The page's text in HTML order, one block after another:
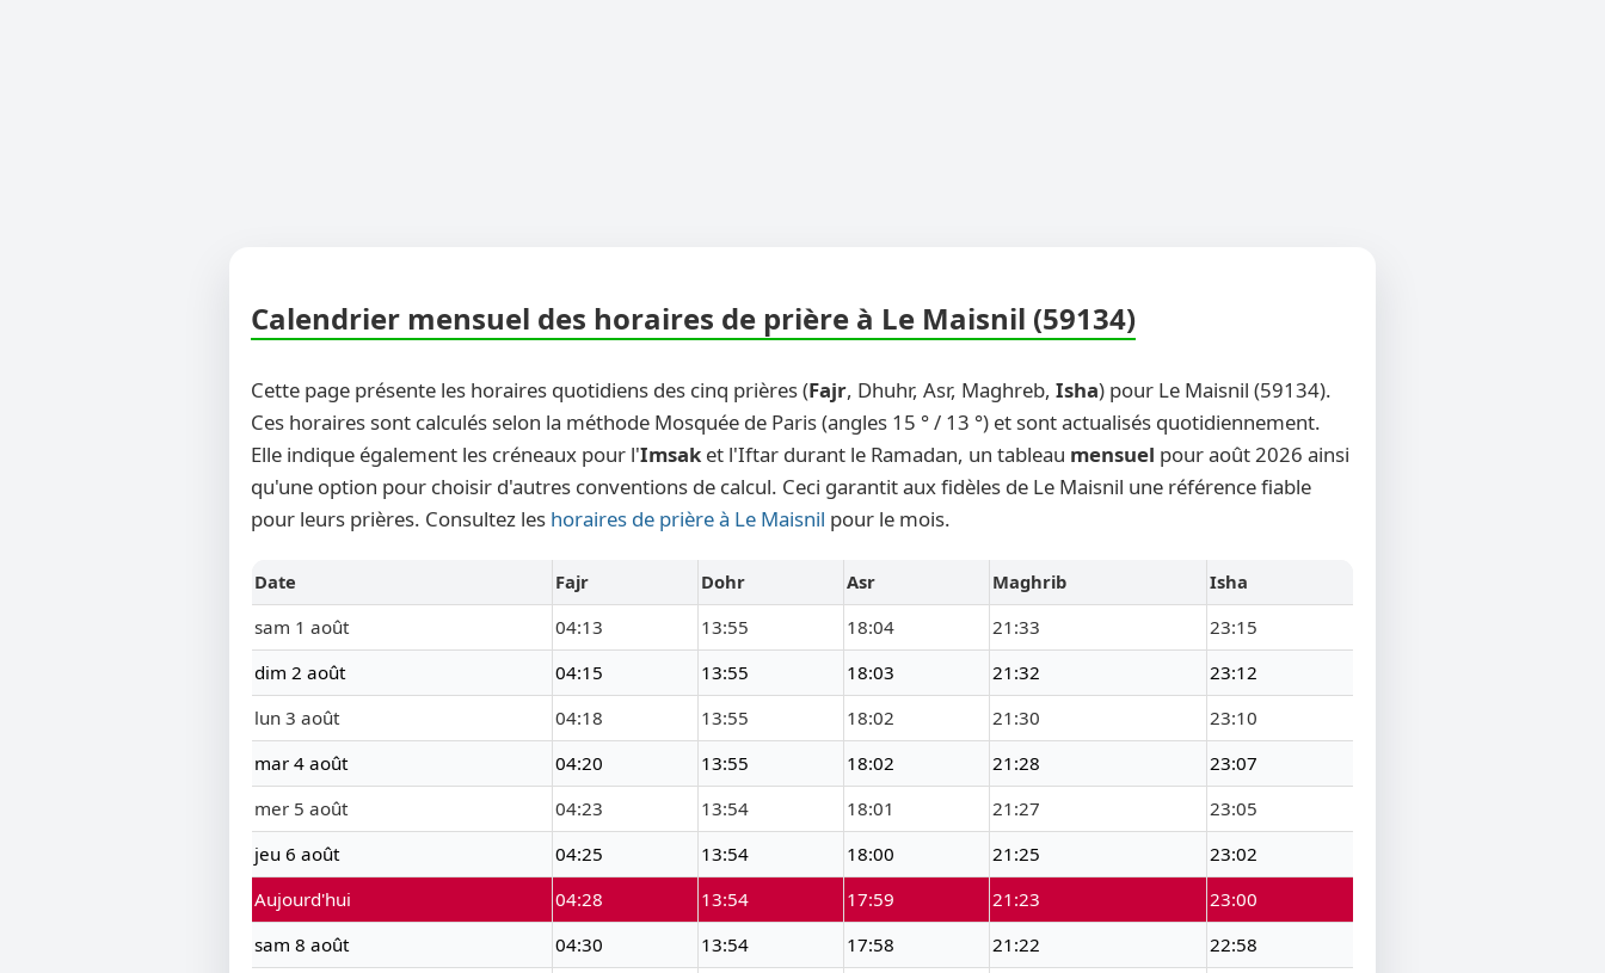
Calendrier mensuel des horaires de prière à Le Maisnil (59134)
Cette page présente les horaires quotidiens des cinq prières (Fajr, Dhuhr, Asr, Maghreb, Isha) pour Le Maisnil (59134).
Ces horaires sont calculés selon la méthode Mosquée de Paris (angles 15 ° / 13 °) et sont actualisés quotidiennement.
Elle indique également les créneaux pour l'Imsak et l'Iftar durant le Ramadan, un tableau mensuel pour août 2026 ainsi
qu'une option pour choisir d'autres conventions de calcul. Ceci garantit aux fidèles de Le Maisnil une référence fiable
pour leurs prières. Consultez les horaires de prière à Le Maisnil pour le mois.
Date Fajr Dohr Asr Maghrib
Isha
sam 1 août
04:13 13:55 18:04 21:33
23:15
dim 2 août
04:15 13:55 18:03 21:32
23:12
lun 3 août
04:18 13:55 18:02 21:30
23:10
mar 4 août
04:20 13:55 18:02 21:28
23:07
mer 5 août
04:23 13:54 18:01 21:27
23:05
jeu 6 août
04:25 13:54 18:00 21:25
23:02
Aujourd'hui
04:28 13:54 17:59 21:23
23:00
sam 8 août
04:30 13:54 17:58 21:22
22:58